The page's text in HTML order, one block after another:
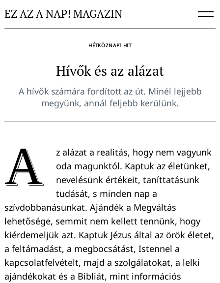
toEZ AZ A NAP! MAGAZIN
HÉTKÖZNAPI HIT
Hívők és az alázat
A hívők számára fordított az út. Minél lejjebb
megyünk, annál feljebb kerülünk.
A
z alázat a realitás, hogy nem vagyunk
oda magunktól. Kaptuk az életünket,
nevelésünk értékeit, taníttatásunk
tudását, s minden nap a
szívdobbanásunkat. Ajándék a Megváltás
lehetősége, semmit nem kellett tennünk, hogy
kiérdemeljük azt. Kaptuk Jézus által az örök életet,
a feltámadást, a megbocsátást, Istennel a
kapcsolatfelvételt, majd a szolgálatokat, a lelki
ajándékokat és a Bibliát, mint információs